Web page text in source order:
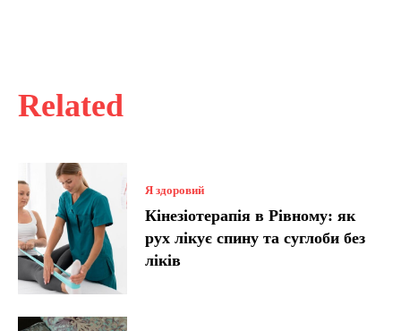
Related
Я здоровий
Кінезіотерапія в Рівному: як
рух лікує спину та суглоби без
ліків